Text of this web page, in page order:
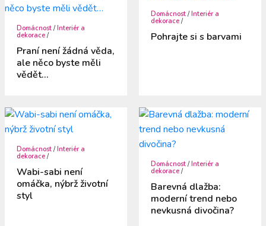
Domácnost /Interiér a
dekorace /
Praní není žádná věda,
ale něco byste měli
vědět…
Domácnost /Interiér a
dekorace /
Pohrajte si s barvami
Domácnost /Interiér a
dekorace /
Wabi-sabi není
omáčka, nýbrž životní
styl
Domácnost /Interiér a
dekorace /
Barevná dlažba:
moderní trend nebo
nevkusná divočina?